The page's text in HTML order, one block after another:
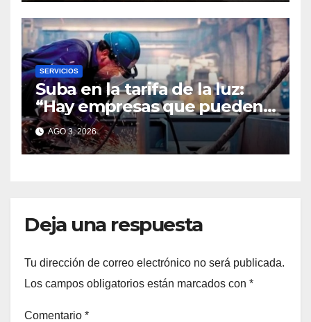
SERVICIOS
Suba en la tarifa de la luz:
“Hay empresas que pueden
quedar al costado del
camino”
AGO 3, 2026
Deja una respuesta
Tu dirección de correo electrónico no será publicada.
Los campos obligatorios están marcados con *
Comentario *